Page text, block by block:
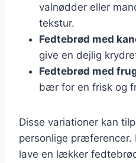
valnødder eller
tekstur.
Fedtebrød med
give en dejlig
Fedtebrød med
bær for en frisk og
Disse variationer kan
personlige præferencer.
lave en lækker